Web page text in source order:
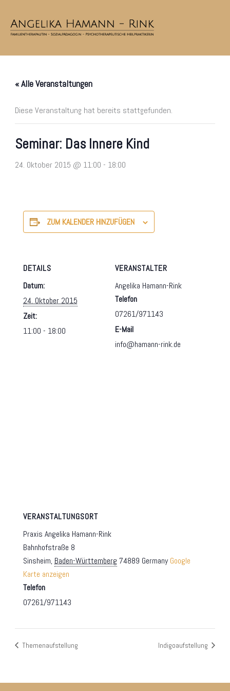
Inhalt
springen
« Alle Veranstaltungen
Diese Veranstaltung hat bereits stattgefunden.
Seminar: Das Innere Kind
24. Oktober 2015 @ 11:00 - 18:00
ZUM KALENDER HINZUFÜGEN
DETAILS
Datum:
24. Oktober 2015
Zeit:
11:00 - 18:00
VERANSTALTER
Angelika Hamann-Rink
Telefon
07261/971143
E-Mail
info@hamann-rink.de
VERANSTALTUNGSORT
Praxis Angelika Hamann-Rink
Bahnhofstraße 8
Sinsheim, Baden-Württemberg 74889 Germany Google
Karte anzeigen
Telefon
07261/971143
Themenaufstellung Indigoaufstellung